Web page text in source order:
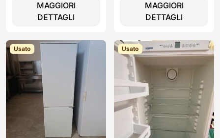
MAGGIORI
DETTAGLI
MAGGIORI
DETTAGLI
Usato Usato